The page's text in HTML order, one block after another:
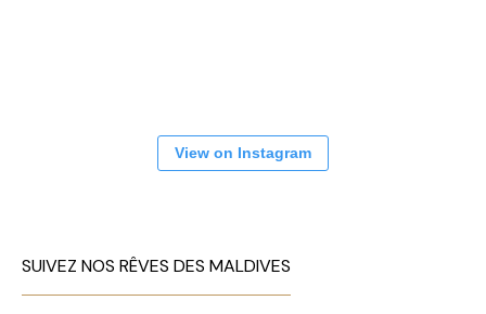
View on Instagram
SUIVEZ NOS RÊVES DES MALDIVES